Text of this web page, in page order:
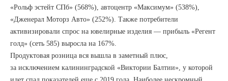
«Рольф эстейт СПб» (568%), автоцентр «Максимум» (538%),
«Дженерал Моторз Авто» (252%). Также потребители
активизировали спрос на ювелирные изделия — прибыль «Регент
голд» (сеть 585) выросла на 167%.
Продуктовая розница вся вышла в заметный плюс,
за исключением калининградской «Виктории Балтии», у которой